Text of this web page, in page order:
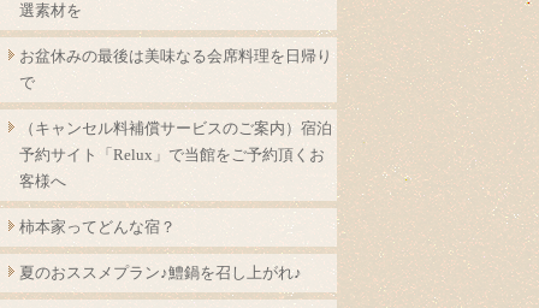
選素材を
お盆休みの最後は美味なる会席料理を日帰り
で
（キャンセル料補償サービスのご案内）宿泊
予約サイト「Relux」で当館をご予約頂くお
客様へ
柿本家ってどんな宿？
夏のおススメプラン♪鱧鍋を召し上がれ♪